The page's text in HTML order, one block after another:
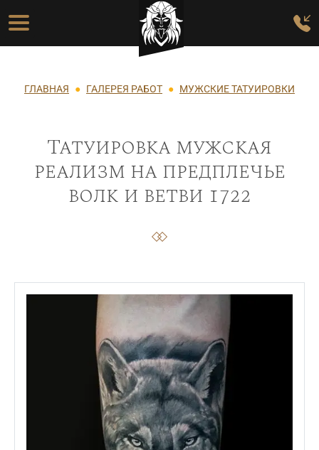
Перейти к основному содержанию
Основная навигация
Строка навигации
ГЛАВНАЯ ГАЛЕРЕЯ РАБОТ МУЖСКИЕ ТАТУИРОВКИ
Татуировка мужская
реализм на предплечье
волк и ветви 1722